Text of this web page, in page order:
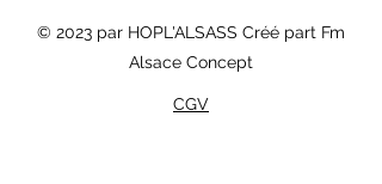
© 2023 par HOPL'ALSASS Créé part Fm
Alsace Concept
CGV